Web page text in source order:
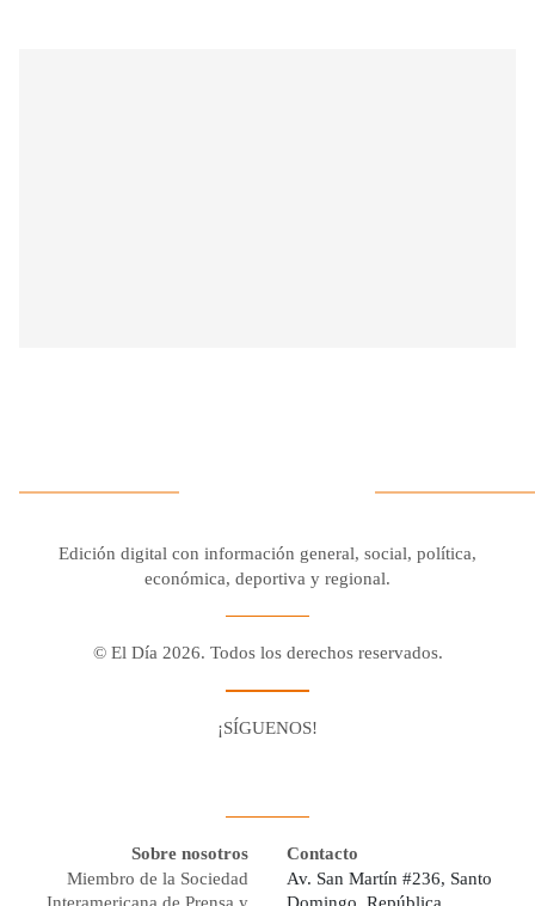
Edición digital con información general, social, política,
económica, deportiva y regional.
© El Día 2026. Todos los derechos reservados.
¡SÍGUENOS!
Sobre nosotros
Miembro de la Sociedad
Contacto
Av. San Martín #236, Santo